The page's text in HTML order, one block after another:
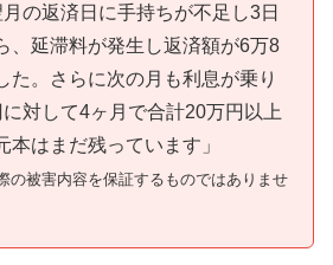
の返済日に手持ちが不足し3日
、延滞料が発生し返済額が6万8
た。さらに次の月も利息が乗り
対して4ヶ月で合計20万円以上
本はまだ残っています」
の被害内容を保証するものではありませ